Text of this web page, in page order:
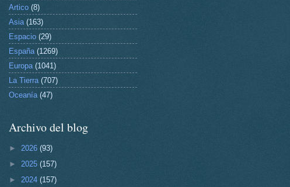
Artico (8)
Asia (163)
Espacio (29)
España (1269)
Europa (1041)
La Tierra (707)
Oceanía (47)
Archivo del blog
► 2026 (93)
► 2025 (157)
► 2024 (157)